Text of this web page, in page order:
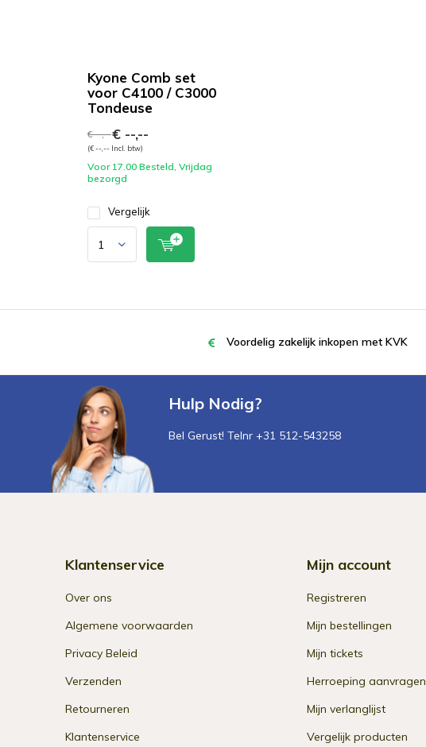
Kyone Comb set
voor C4100 / C3000
Tondeuse
€ --,--€ --,--
(€ --,-- Incl. btw)
Voor 17.00 Besteld, Vrijdag
bezorgd
Vergelijk
Voordelig zakelijk inkopen met KVK
Hulp Nodig?
Bel Gerust! Telnr +31 512-543258
Klantenservice
Over ons
Algemene voorwaarden
Privacy Beleid
Verzenden
Retourneren
Klantenservice
Mijn account
Registreren
Mijn bestellingen
Mijn tickets
Herroeping aanvragen
Mijn verlanglijst
Vergelijk producten